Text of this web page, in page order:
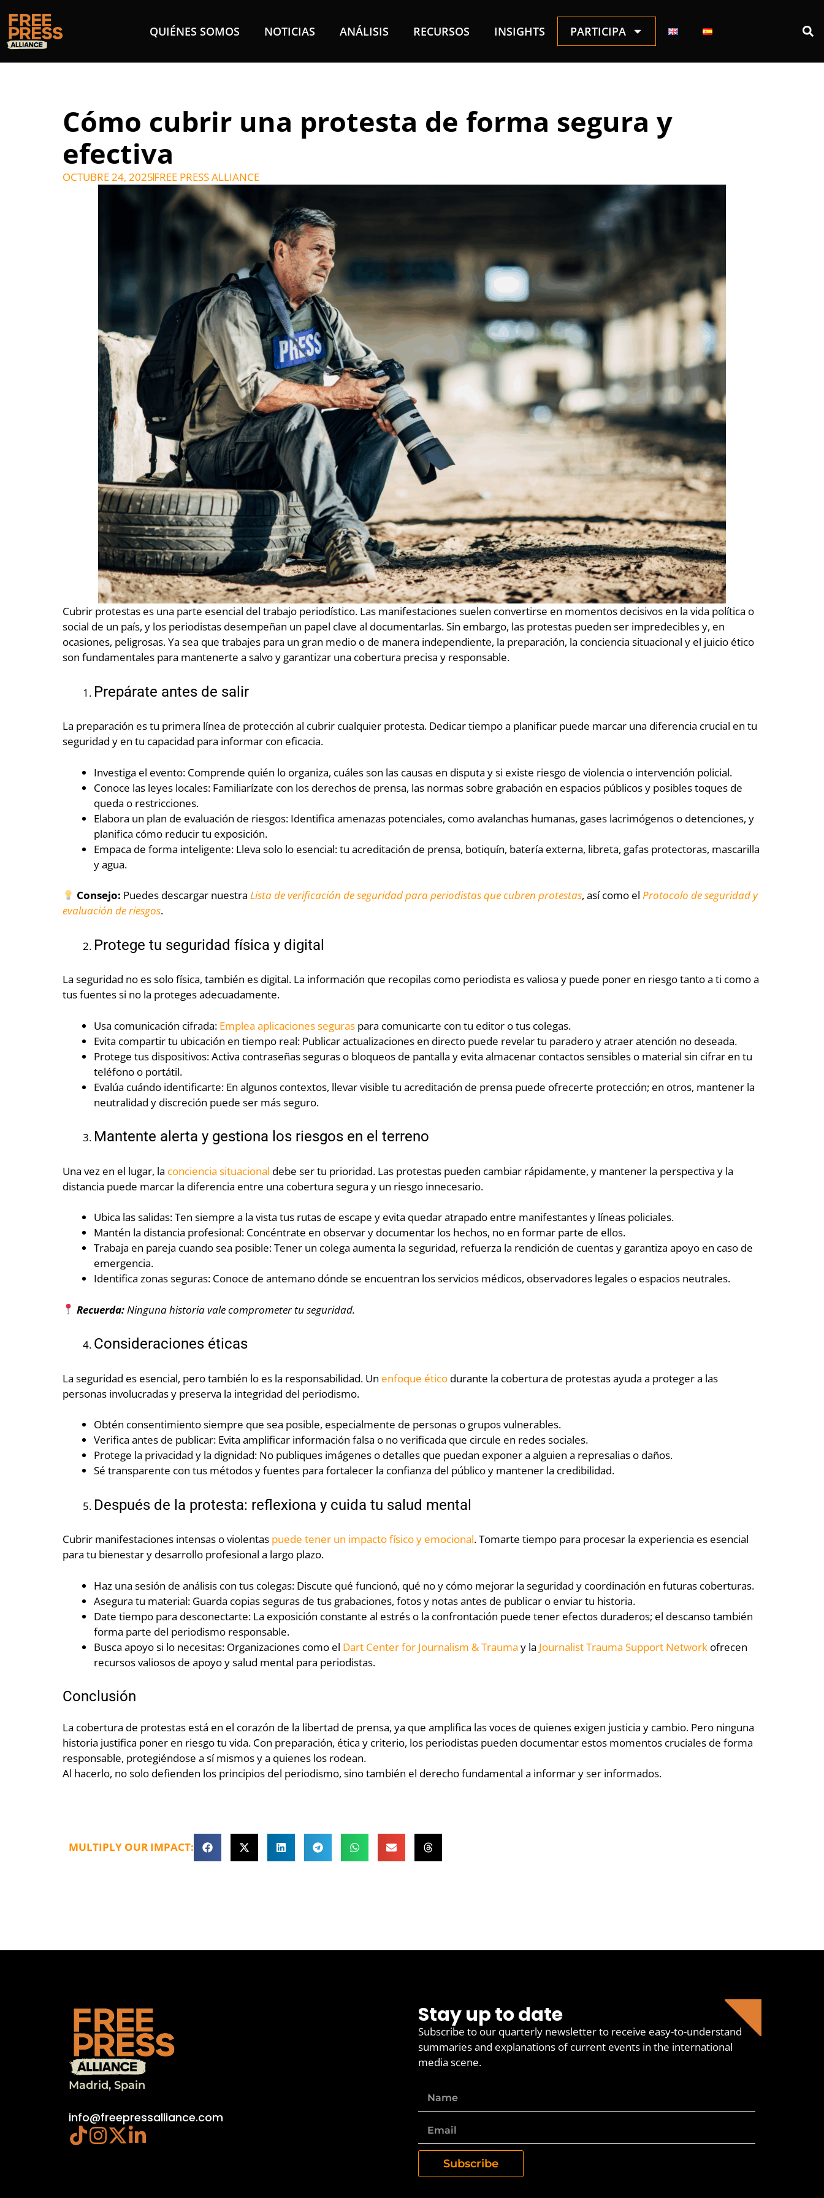
QUIÉNES SOMOS NOTICIAS ANÁLISIS RECURSOS INSIGHTS PARTICIPA
Cómo cubrir una protesta de forma segura y
efectiva
OCTUBRE 24, 2025FREE PRESS ALLIANCE
Cubrir protestas es una parte esencial del trabajo periodístico. Las manifestaciones suelen convertirse en momentos decisivos en la vida política o
social de un país, y los periodistas desempeñan un papel clave al documentarlas. Sin embargo, las protestas pueden ser impredecibles y, en
ocasiones, peligrosas. Ya sea que trabajes para un gran medio o de manera independiente, la preparación, la conciencia situacional y el juicio ético
son fundamentales para mantenerte a salvo y garantizar una cobertura precisa y responsable.
Prepárate antes de salir
La preparación es tu primera línea de protección al cubrir cualquier protesta. Dedicar tiempo a planificar puede marcar una diferencia crucial en tu
seguridad y en tu capacidad para informar con eficacia.
Investiga el evento: Comprende quién lo organiza, cuáles son las causas en disputa y si existe riesgo de violencia o intervención policial.
Conoce las leyes locales: Familiarízate con los derechos de prensa, las normas sobre grabación en espacios públicos y posibles toques de
queda o restricciones.
Elabora un plan de evaluación de riesgos: Identifica amenazas potenciales, como avalanchas humanas, gases lacrimógenos o detenciones, y
planifica cómo reducir tu exposición.
Empaca de forma inteligente: Lleva solo lo esencial: tu acreditación de prensa, botiquín, batería externa, libreta, gafas protectoras, mascarilla
y agua.
Consejo: Puedes descargar nuestraLista de verificación de seguridad para periodistas que cubren protestas, así como elProtocolo de seguridad y
evaluación de riesgos.
Protege tu seguridad física y digital
La seguridad no es solo física, también es digital. La información que recopilas como periodista es valiosa y puede poner en riesgo tanto a ti como a
tus fuentes si no la proteges adecuadamente.
Usa comunicación cifrada: Emplea aplicaciones seguras para comunicarte con tu editor o tus colegas.
Evita compartir tu ubicación en tiempo real: Publicar actualizaciones en directo puede revelar tu paradero y atraer atención no deseada.
Protege tus dispositivos: Activa contraseñas seguras o bloqueos de pantalla y evita almacenar contactos sensibles o material sin cifrar en tu
teléfono o portátil.
Evalúa cuándo identificarte: En algunos contextos, llevar visible tu acreditación de prensa puede ofrecerte protección; en otros, mantener la
neutralidad y discreción puede ser más seguro.
Mantente alerta y gestiona los riesgos en el terreno
Una vez en el lugar, la conciencia situacional debe ser tu prioridad. Las protestas pueden cambiar rápidamente, y mantener la perspectiva y la
distancia puede marcar la diferencia entre una cobertura segura y un riesgo innecesario.
Ubica las salidas: Ten siempre a la vista tus rutas de escape y evita quedar atrapado entre manifestantes y líneas policiales.
Mantén la distancia profesional: Concéntrate en observar y documentar los hechos, no en formar parte de ellos.
Trabaja en pareja cuando sea posible: Tener un colega aumenta la seguridad, refuerza la rendición de cuentas y garantiza apoyo en caso de
emergencia.
Identifica zonas seguras: Conoce de antemano dónde se encuentran los servicios médicos, observadores legales o espacios neutrales.
Recuerda:Ninguna historia vale comprometer tu seguridad.
Consideraciones éticas
La seguridad es esencial, pero también lo es la responsabilidad. Un enfoque ético durante la cobertura de protestas ayuda a proteger a las
personas involucradas y preserva la integridad del periodismo.
Obtén consentimiento siempre que sea posible, especialmente de personas o grupos vulnerables.
Verifica antes de publicar: Evita amplificar información falsa o no verificada que circule en redes sociales.
Protege la privacidad y la dignidad: No publiques imágenes o detalles que puedan exponer a alguien a represalias o daños.
Sé transparente con tus métodos y fuentes para fortalecer la confianza del público y mantener la credibilidad.
Después de la protesta: reflexiona y cuida tu salud mental
Cubrir manifestaciones intensas o violentas puede tener un impacto físico y emocional. Tomarte tiempo para procesar la experiencia es esencial
para tu bienestar y desarrollo profesional a largo plazo.
Haz una sesión de análisis con tus colegas: Discute qué funcionó, qué no y cómo mejorar la seguridad y coordinación en futuras coberturas.
Asegura tu material: Guarda copias seguras de tus grabaciones, fotos y notas antes de publicar o enviar tu historia.
Date tiempo para desconectarte: La exposición constante al estrés o la confrontación puede tener efectos duraderos; el descanso también
forma parte del periodismo responsable.
Busca apoyo si lo necesitas: Organizaciones como el Dart Center for Journalism & Trauma y la Journalist Trauma Support Network ofrecen
recursos valiosos de apoyo y salud mental para periodistas.
Conclusión
La cobertura de protestas está en el corazón de la libertad de prensa, ya que amplifica las voces de quienes exigen justicia y cambio. Pero ninguna
historia justifica poner en riesgo tu vida. Con preparación, ética y criterio, los periodistas pueden documentar estos momentos cruciales de forma
responsable, protegiéndose a sí mismos y a quienes los rodean.
Al hacerlo, no solo defienden los principios del periodismo, sino también el derecho fundamental a informar y ser informados.
MULTIPLY OUR IMPACT:
Madrid, Spain
info@freepressalliance.com
Stay up to date
Subscribe to our quarterly newsletter to receive easy-to-understand
summaries and explanations of current events in the international
media scene.
Subscribe